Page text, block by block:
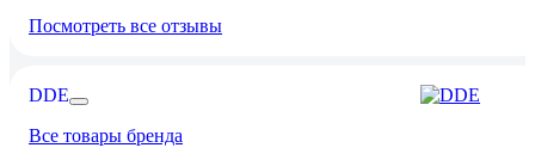
Посмотреть все отзывы
DDE
Все товары бренда